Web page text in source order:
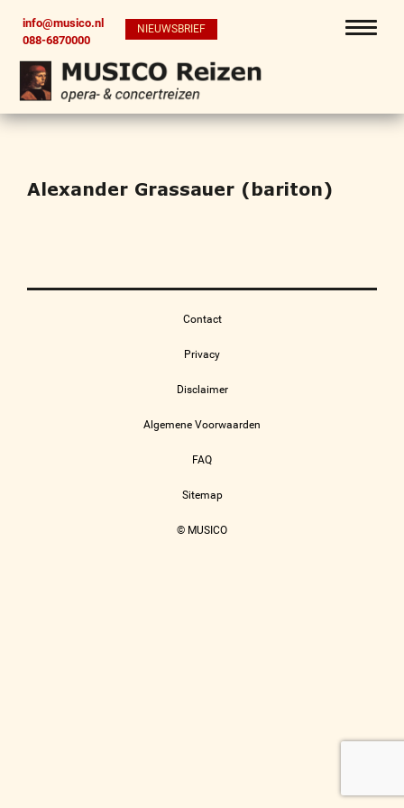
info@musico.nl
088-6870000
NIEUWSBRIEF
Alexander Grassauer (bariton)
Contact
Privacy
Disclaimer
Algemene Voorwaarden
FAQ
Sitemap
© MUSICO